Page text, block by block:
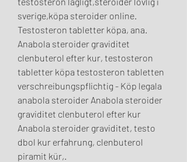
sverige,köpa steroider online.
Testosteron tabletter köpa, ana.
Anabola steroider graviditet
clenbuterol efter kur, testosteron
tabletter köpa testosteron tabletten
verschreibungspflichtig - Köp legala
anabola steroider Anabola steroider
graviditet clenbuterol efter kur
Anabola steroider graviditet, testo
dbol kur erfahrung, clenbuterol
piramit kür,.